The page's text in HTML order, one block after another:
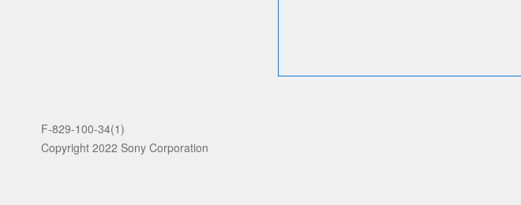
F-829-100-34(1)
Copyright 2022 Sony Corporation